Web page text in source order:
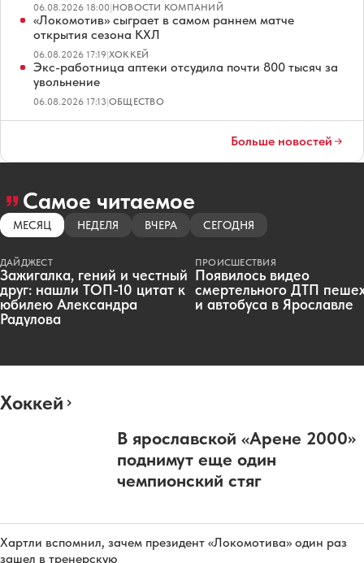
06.08.2026 18:00|НОВОСТИ КОМПАНИЙ
«Локомотив» сыграет в самом раннем матче
открытия сезона КХЛ
06.08.2026 17:19|ХОККЕЙ
Экс-работница аптеки отсудила почти 800 тысяч за
увольнение
06.08.2026 17:13|ОБЩЕСТВО
Больше новостей
Самое читаемое
МЕСЯЦ НЕДЕЛЯ ВЧЕРА СЕГОДНЯ
ДАЙДЖЕСТ
Зажигалка, гений и честный
друг: нашли ТОП-10 цитат к
юбилею Александра
Радулова
ПРОИСШЕСТВИЯ
Появилось видео
смертельного ДТП
и автобуса в Ярославле
Хоккей
В ярославской «Арене 2000»
поднимут еще один
чемпионский стяг
Хартли вспомнил, зачем президент «Локомотива» один раз
зашел в тренерскую